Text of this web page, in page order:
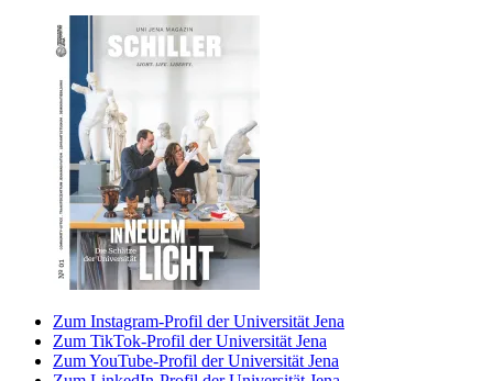
Zum Instagram-Profil der Universität Jena
Zum TikTok-Profil der Universität Jena
Zum YouTube-Profil der Universität Jena